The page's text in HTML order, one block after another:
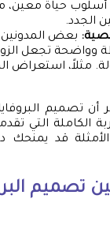
أسلوب حياة معين،
الجدد.
بعض
تجعل
مثلاً، استعراض
أن تصميم
الكاملة التي
قد يمنحك
تصميم